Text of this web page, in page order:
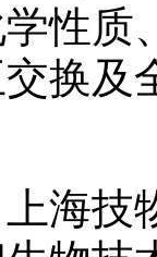
性质
换及
技物